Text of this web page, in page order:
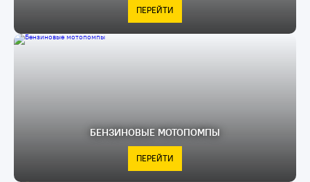
ПЕРЕЙТИ
БЕНЗИНОВЫЕ МОТОПОМПЫ
ПЕРЕЙТИ